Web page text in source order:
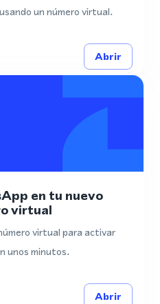
un número virtual.
Abrir
en tu nuevo
virtual
virtual para activar
unos minutos.
Abrir